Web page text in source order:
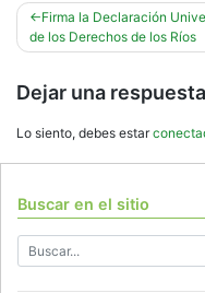
Navegación
de
entradas
Firma la Declaración
de los Derechos de los Ríos
Dejar una respuesta
Lo siento, debes estar
Buscar en el sitio